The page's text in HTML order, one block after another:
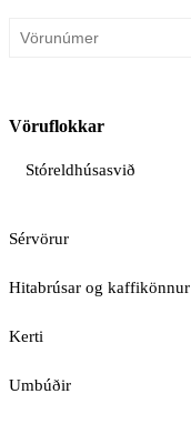
Vöruflokkar
Stóreldhúsasvið
Sérvörur
Hitabrúsar og kaffikönnur
Kerti
Umbúðir